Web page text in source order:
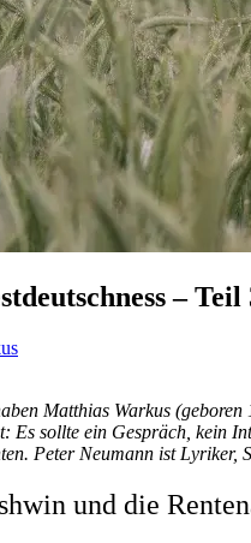
–
Matthias Warkus
Es sollte ein Gespräch, kein
Peter Neumann ist
und die